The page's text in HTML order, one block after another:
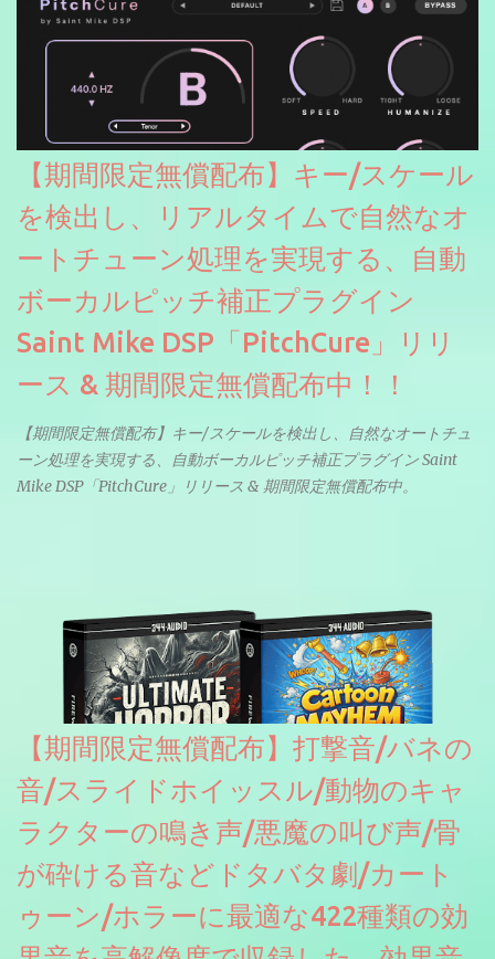
【期間限定無償配布】キー/スケール
を検出し、リアルタイムで自然なオ
ートチューン処理を実現する、自動
ボーカルピッチ補正プラグイン
Saint Mike DSP「PitchCure」リリ
ース & 期間限定無償配布中！！
【期間限定無償配布】キー/スケールを検出し、自然なオートチュ
ーン処理を実現する、自動ボーカルピッチ補正プラグイン Saint
Mike DSP「PitchCure」リリース & 期間限定無償配布中。
【期間限定無償配布】打撃音/バネの
音/スライドホイッスル/動物のキャ
ラクターの鳴き声/悪魔の叫び声/骨
が砕ける音などドタバタ劇/カート
ゥーン/ホラーに最適な422種類の効